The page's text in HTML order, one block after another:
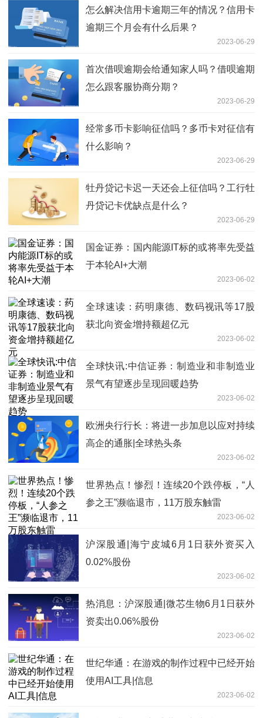
怎么解决信用卡逾期三年的情况？信用卡
逾期三个月会有什么后果？
2023-06-29
首次借呗逾期会给通知家人吗？借呗逾期
怎么跟客服协商分期？
2023-06-29
经常多币卡影响征信吗？多币卡对征信有
什么影响？
2023-06-29
牡丹贷记卡迟一天还会上征信吗？工行牡
丹贷记卡优缺点是什么？
2023-06-29
国金证券：国内能源IT标的或将率先受益
于本轮AI+大潮
2023-06-02
全球速读：药明康德、数码视讯等17股
获北向资金增持额超亿元
2023-06-02
全球快讯:中信证券：制造业和非制造业
景气有望逐步呈现回暖趋势
2023-06-02
欧洲央行行长：将进一步加息以应对持续
高企的通胀|全球热头条
2023-06-02
世界热点！惨烈！连续20个跌停板，“人
参之王”濒临退市，11万股东触雷
2023-06-02
沪深股通|海宁皮城6月1日获外资买入
0.02%股份
2023-06-02
热消息：沪深股通|微芯生物6月1日获外
资卖出0.06%股份
2023-06-02
世纪华通：在游戏的制作过程中已经开始
使用AI工具|信息
2023-06-02